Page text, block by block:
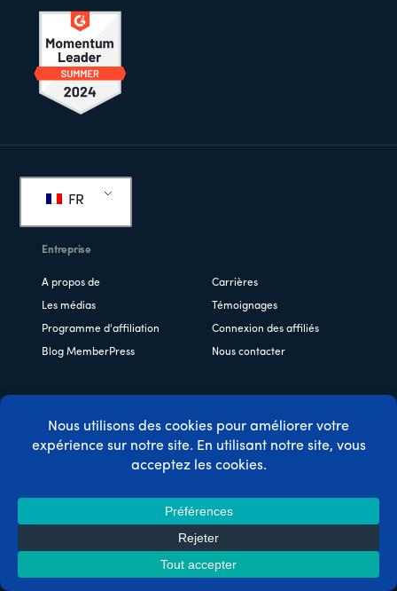
de
page
FR
Entreprise
A propos de Carrières
Les médias Témoignages
Programme d'affiliation Connexion des affiliés
Blog MemberPress Nous contacter
Caractéristiques
Cours en ligne et LMS
Plate-forme de coaching
puissantes
Une installation ridiculement
Contenu au goutte-à-goutte